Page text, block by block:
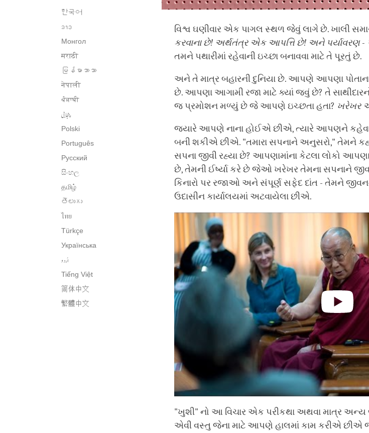
한국어
ລາວ
Монгол
मराठी
မြန်မာဘာသာ
नेपाली
ਪੰਜਾਬੀ
پنجابی
Polski
Português
Русский
සිංහල
தமிழ்
తెలుగు
ไทย
Türkçe
Українська
اُردو
Tiếng Việt
简体中文
繁體中文
વિશ્વ ઘણીવાર એક પાગલ સ્થળ જેવું લાગે છે. ખાલી
કરવાના છે! અર્થતંત્ર એક આપત્તિ છે! અને પર્યાવરણ-
તમને પથારીમાં રહેવાની ઇચ્છા બનાવવા માટે તે પૂરતું છે.
અને તે માત્ર બહારની દુનિયા છે. આપણે આપણા
છે. આપણા આગામી રજા માટે ક્યાં જવું છે? તે
જ પ્રમોશન મળ્યું છે જે આપણે ઇચ્છતા હતા? ખરેખર
જ્યારે આપણે નાના હોઈએ છીએ, ત્યારે આપણને
બની શકીએ છીએ. "તમારા સપનાને અનુસરો," તેમને
સપના જીવી રહ્યા છે? આપણામાંના કેટલા લોકો
છે, તેમની ઈર્ષ્યા કરે છે જેઓ ખરેખર તેમના સપનાને
કિનારો પર રજાઓ અને સંપૂર્ણ સફેદ દાંત - તેમને
ઉદાસીન કાર્યાલયમાં અટવાયેલા છીએ.
"ખુશી" નો આ વિચાર એક પરીકથા અથવા માત્ર અન્ય
એવી વસ્તુ જેના માટે આપણે હાલમાં કામ કરીએ